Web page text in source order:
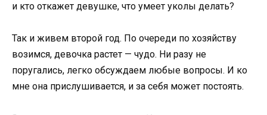
и кто откажет девушке, что умеет уколы делать?
Так и живем второй год. По очереди по хозяйству
возимся, девочка растет — чудо. Ни разу не
поругались, легко обсуждаем любые вопросы. И ко
мне она прислушивается, и за себя может постоять.